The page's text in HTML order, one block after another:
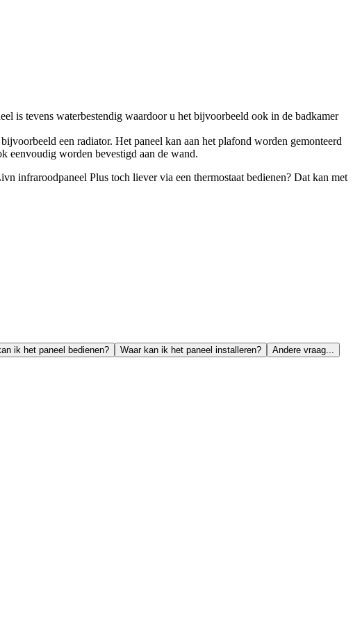
is tevens waterbestendig waardoor u het bijvoorbeeld ook in de badkamer
een radiator. Het paneel kan aan het plafond worden gemonteerd
eenvoudig worden bevestigd aan de wand.
infraroodpaneel Plus toch liever via een thermostaat bedienen? Dat kan met
ik het paneel bedienen? Waar kan ik het paneel installeren? Andere vraag...